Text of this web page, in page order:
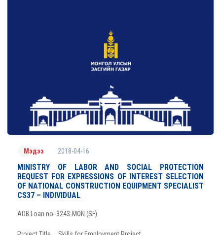
Мэдээ 2018-04-16
MINISTRY OF LABOR AND SOCIAL PROTECTION
REQUEST FOR EXPRESSIONS OF INTEREST SELECTION
OF NATIONAL CONSTRUCTION EQUIPMENT SPECIALIST
CS37 – INDIVIDUAL
ADB Loan no. 3243-MON (SF)